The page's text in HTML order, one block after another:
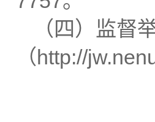
（四）
监督
（http://